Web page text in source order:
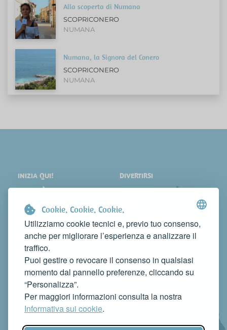
Cookie. Cookie. Cookie.
Utilizziamo cookie tecnici e, previo tuo consenso,
anche per migliorare l’esperienza e analizzare il
traffico.
Puoi gestire o revocare il consenso in qualsiasi
momento dal pannello preferenze, cliccando su
“Personalizza”.
Per maggiori informazioni consulta la nostra
Informativa sui cookie.
Alla scoperta di Numana
SCOPRICONERO
NUMANA
Numana, la Signora del Conero
SCOPRICONERO
NUMANA
INIZIA QUI!
COSA VEDERE
DORMIRE
MANGIARE
DIVERTIRSI
EVENTI
NEWS
WEB TV
CONTATTI
FAI CONOSCERE LA TUA ATTIVITÀ
CONTATTACI PER PUBBLICARLA SU QUESTO SITO
info@rivieradelconero.tv
Privacy Policy